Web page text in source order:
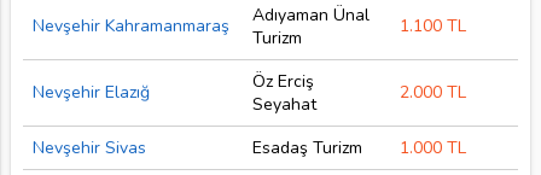
Nevşehir Kahramanmaraş
Adıyaman Ünal
Turizm
1.100 TL
Nevşehir Elazığ
Öz Erciş
Seyahat
2.000 TL
Nevşehir Sivas Esadaş Turizm 1.000 TL